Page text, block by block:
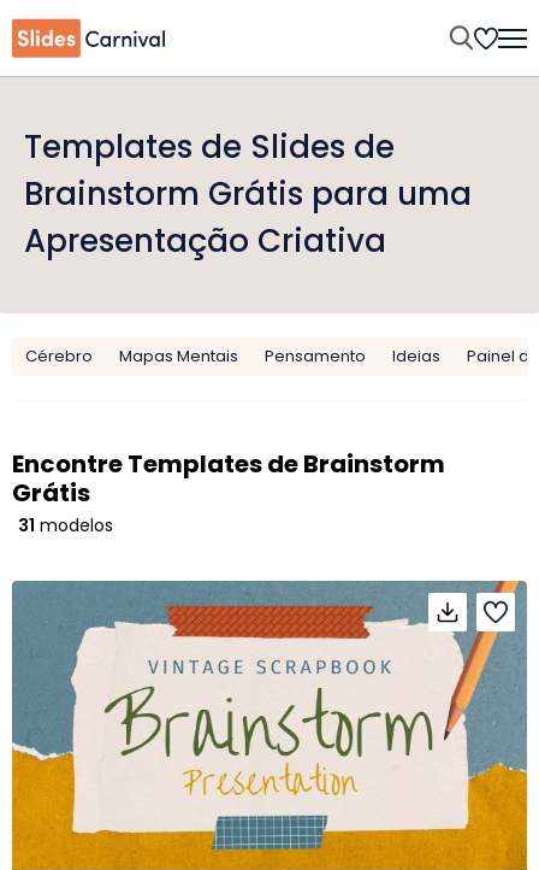
Templates de Slides de
Brainstorm Grátis para uma
Apresentação Criativa
Cérebro Mapas Mentais Pensamento Ideias Painel
Encontre Templates de Brainstorm
Grátis
31 modelos